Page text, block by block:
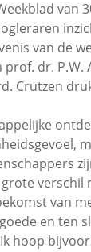
van
van de
dr. P.W.
Crutzen
verschil
van
en ten
hoop